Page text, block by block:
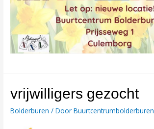
vrijwilligers gezocht
Bolderburen / DoorBuurtcentrumbolderburen